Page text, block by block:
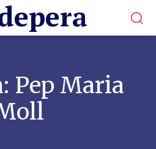
Pep Maria